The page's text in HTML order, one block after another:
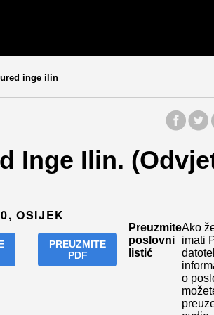
inge ilin
Inge Ilin.
OSIJEK
PREUZMITE
PDF
Preuzmite
poslovni
listić
Ako
imati
o